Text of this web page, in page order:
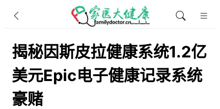
揭秘因斯皮拉健康系统1.2亿
美元Epic电子健康记录系统
豪赌